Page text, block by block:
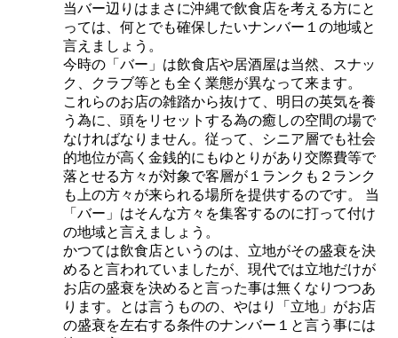
当バー辺りはまさに沖縄で飲食店を考える方にと
っては、何とでも確保したいナンバー１の地域と
言えましょう。
今時の「バー」は飲食店や居酒屋は当然、スナッ
ク、クラブ等とも全く業態が異なって来ます。
これらのお店の雑踏から抜けて、明日の英気を養
う為に、頭をリセットする為の癒しの空間の場で
なければなりません。従って、シニア層でも社会
的地位が高く金銭的にもゆとりがあり交際費等で
落とせる方々が対象で客層が１ランクも２ランク
も上の方々が来られる場所を提供するのです。 当
「バー」はそんな方々を集客するのに打って付け
の地域と言えましょう。
かつては飲食店というのは、立地がその盛衰を決
めると言われていましたが、現代では立地だけが
お店の盛衰を決めると言った事は無くなりつつあ
ります。とは言うものの、やはり「立地」がお店
の盛衰を左右する条件のナンバー１と言う事には